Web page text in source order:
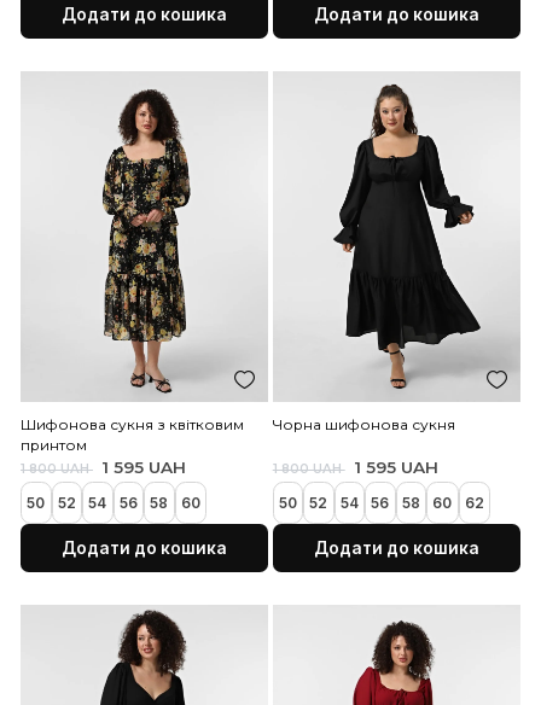
Бежевий бавовняний топ з
квадратним вирізом
680 UAH
56 58 60
Додати до кошика
Бежева шовкова
цупкого атласу
1 600 UAH
50 54 56
Додати до